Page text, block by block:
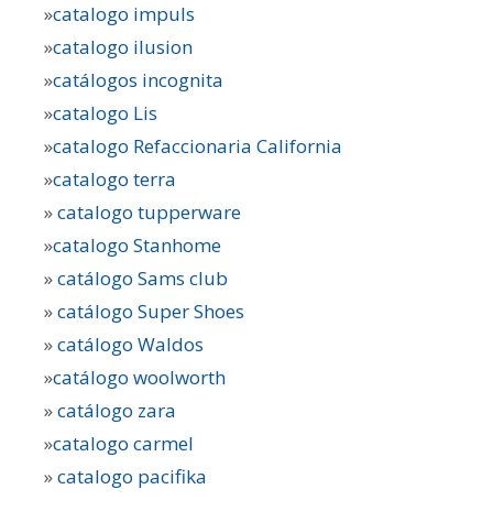
»catalogo impuls
»catalogo ilusion
»catálogos incognita
»catalogo Lis
»catalogo Refaccionaria California
»catalogo terra
»catalogo tupperware
»catalogo Stanhome
»catálogo Sams club
»catálogo Super Shoes
»catálogo Waldos
»catálogo woolworth
»catálogo zara
»catalogo carmel
»catalogo pacifika